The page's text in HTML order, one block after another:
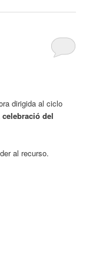
dirigida al ciclo
celebració del
al recurso.